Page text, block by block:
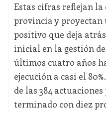
Estas cifras reflejan
provincia y proyectan
positivo que deja
inicial en la gestión
últimos cuatro años
ejecución a casi el
de las 384
terminado con diez